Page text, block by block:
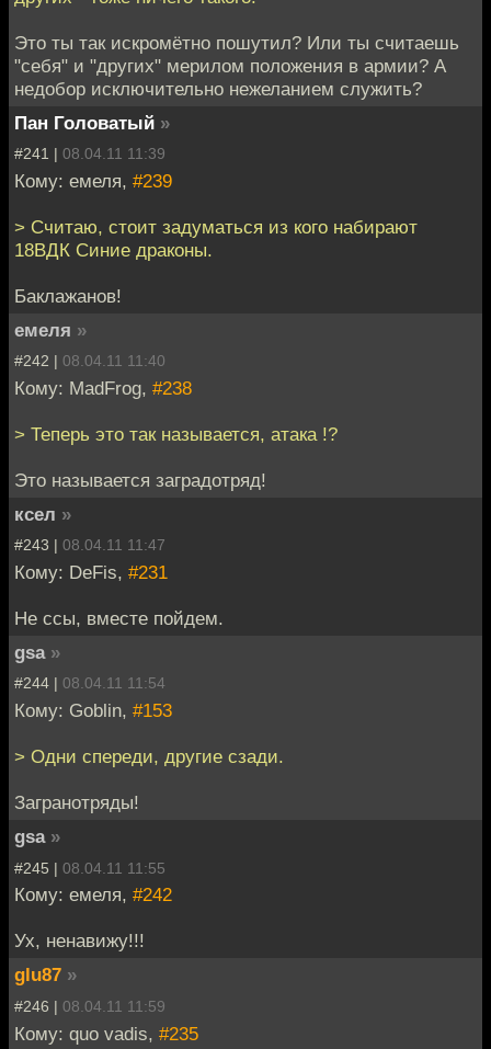
Это ты так искромётно пошутил? Или ты считаешь
"себя" и "других" мерилом положения в армии? А
недобор исключительно нежеланием служить?
Пан Головатый »
#241 | 08.04.11 11:39
Кому: емеля, #239
> Считаю, стоит задуматься из кого набирают
18ВДК Синие драконы.
Баклажанов!
емеля »
#242 | 08.04.11 11:40
Кому: MadFrog, #238
> Теперь это так называется, атака !?
Это называется заградотряд!
ксел »
#243 | 08.04.11 11:47
Кому: DeFis, #231
Не ссы, вместе пойдем.
gsa »
#244 | 08.04.11 11:54
Кому: Goblin, #153
> Одни спереди, другие сзади.
Загранотряды!
gsa »
#245 | 08.04.11 11:55
Кому: емеля, #242
Ух, ненавижу!!!
glu87 »
#246 | 08.04.11 11:59
Кому: quo vadis, #235